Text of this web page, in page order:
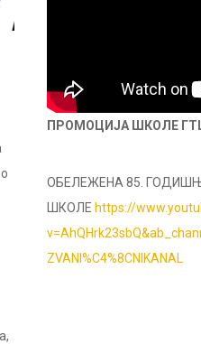
ПРОМОЦИЈА ШКОЛЕ
ОБЕЛЕЖЕНА 85.
ШКОЛЕ https://
ZVANI%C4%8CNIKANAL